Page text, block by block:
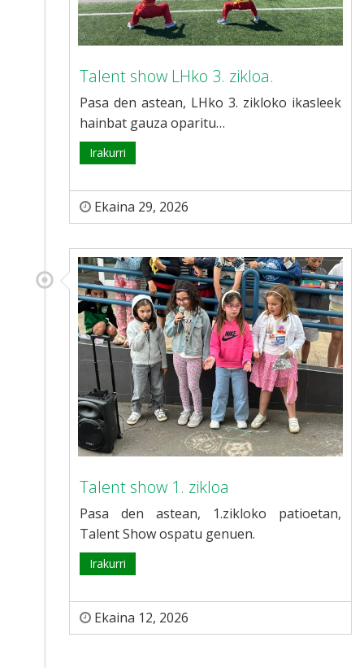
Talent show LHko 3. zikloa.
Pasa den astean, LHko 3. zikloko ikasleek
hainbat gauza oparitu…
Irakurri
Ekaina 29, 2026
Talent show 1. zikloa
Pasa den astean, 1.zikloko patioetan,
Talent Show ospatu genuen.
Irakurri
Ekaina 12, 2026